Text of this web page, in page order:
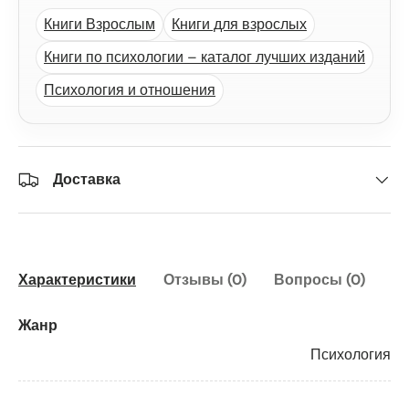
Книги Взрослым
Книги для взрослых
Книги по психологии – каталог лучших изданий
Психология и отношения
Доставка
Характеристики Отзывы (0) Вопросы (0)
Жанр
Психология